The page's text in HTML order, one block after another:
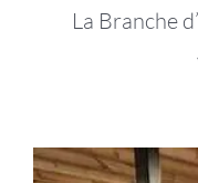
La Branche